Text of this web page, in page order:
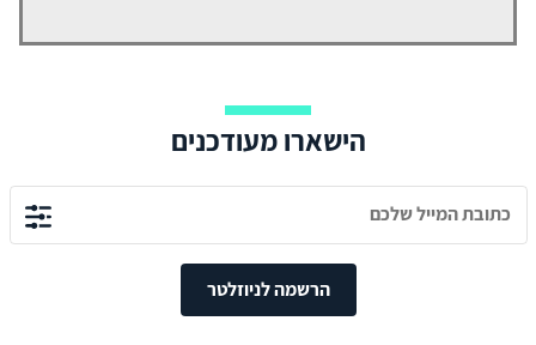
הישארו מעודכנים
הרשמה לניוזלטר